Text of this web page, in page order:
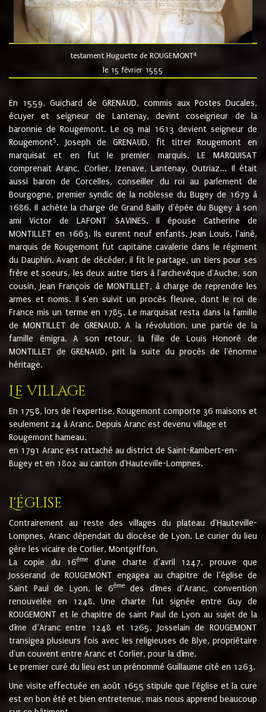
testament Huguette de ROUGEMONT4
le 15 février 1555
En 1559, Guichard de GRENAUD, commis aux Postes Ducales,
écuyer et seigneur de Lantenay, devint coseigneur de la
baronnie de Rougemont. Le 09 mai 1613 devient seigneur de
Rougemont5. Joseph de GRENAUD, fit titrer Rougemont en
marquisat et en fut le premier marquis. LE MARQUISAT
comprenait Aranc, Corlier, Izenave, Lantenay, Outriaz... Il était
aussi baron de Corcelles, conseiller du roi au parlement de
Bourgogne, premier syndic de la noblesse du Bugey de 1679 à
1686. Il achète la charge de Grand Bailly d'épée du Bugey à son
ami Victor de LAFONT SAVINES. Il épouse Catherine de
MONTILLET en 1663. Ils eurent neuf enfants. Jean Louis, l'ainé,
marquis de Rougemont fut capitaine cavalerie dans le régiment
du Dauphin. Avant de décéder, il fit le partage, un tiers pour ses
frère et soeurs, les deux autre tiers à l'archevêque d'Auche, son
cousin, Jean François de MONTILLET, à charge de reprendre les
armes et noms. Il s'en suivit un procès fleuve, dont le roi de
France mis un terme en 1785. Le marquisat resta dans la famille
de MONTILLET de GRENAUD. A la révolution, une partie de la
famille émigra. A son retour, la fille de Louis Honoré de
MONTILLET de GRENAUD, prit la suite du procès de l'énorme
héritage.
Le village
En 1758, lors de l'expertise, Rougemont comporte 36 maisons et
seulement 24 à Aranc. Depuis Aranc est devenu village et
Rougemont hameau.
en 1791 Aranc est rattaché au district de Saint-Rambert-en-
Bugey et en 1802 au canton d'Hauteville-Lompnes.
L'église
Contrairement au reste des villages du plateau d'Hauteville-
Lompnes, Aranc dépendait du diocèse de Lyon. Le curier du lieu
gère les vicaire de Corlier, Montgriffon.
La copie du 16ème
d’une charte d’avril 1247, prouve que
Josserand de ROUGEMONT engagea au chapitre de l’église de
Saint Paul de Lyon, le 6èmedes dîmes d’Aranc, convention
renouvelée en 1248. Une charte fut signée entre Guy de
ROUGEMONT et le chapitre de saint Paul de Lyon au sujet de la
dîme d’Aranc entre 1248 et 1265. Josselain de ROUGEMONT
transigea plusieurs fois avec les religieuses de Blye, propriétaire
d'un couvent entre Aranc et Corlier, pour la dîme.
Le premier curé du lieu est un prénommé Guillaume cité en 1263.
Une visite effectuée en août 1655 stipule que l'église et la cure
est en bon été et bien entretenue, mais nous apprend beaucoup